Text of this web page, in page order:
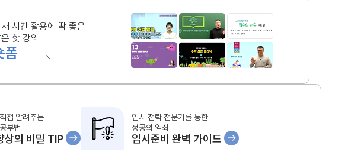
시간 활용에 딱 좋은
핫 강의
폼
접 알려주는
부법
상의 비밀 TIP
입시 전략 전문가를 통한
성공의 열쇠
입시준비 완벽 가이드